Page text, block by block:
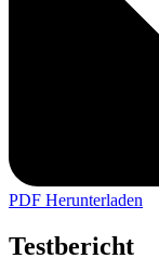
PDF Herunterladen
Testbericht